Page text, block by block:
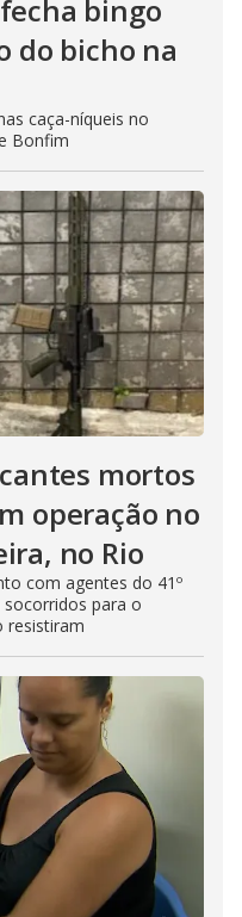
fecha bingo
do bicho na
caça-níqueis no
Bonfim
mortos
operação no
no Rio
com agentes do 41º
para o
resistiram